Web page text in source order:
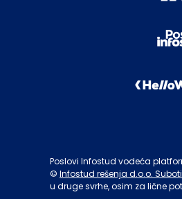
Poslovi Infostud vodeća
© Infostud rešenja d.o.o.
u druge svrhe, osim za lične